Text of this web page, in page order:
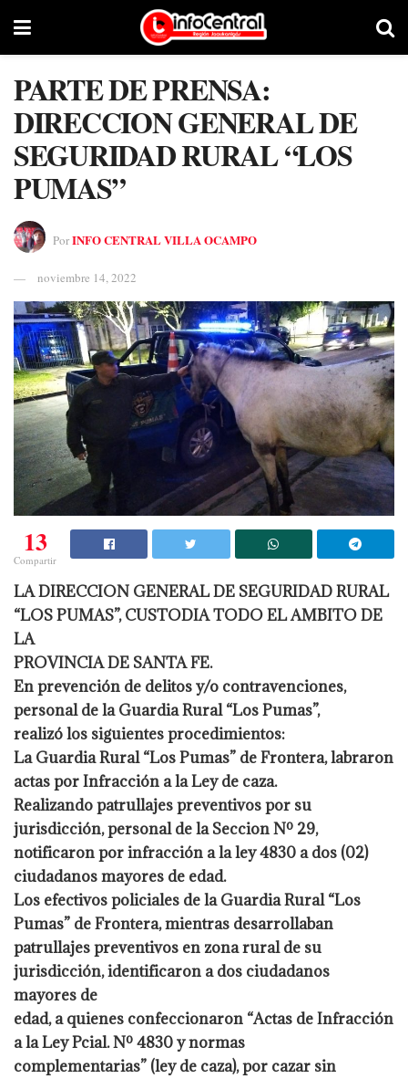
PARTE DE PRENSA:
DIRECCION GENERAL DE
SEGURIDAD RURAL “LOS
PUMAS”
PorINFO CENTRAL VILLA OCAMPO
noviembre 14, 2022
13
Compartir
LA DIRECCION GENERAL DE SEGURIDAD RURAL
“LOS PUMAS”, CUSTODIA TODO EL AMBITO DE
LA
PROVINCIA DE SANTA FE.
En prevención de delitos y/o contravenciones,
personal de la Guardia Rural “Los Pumas”,
realizó los siguientes procedimientos:
La Guardia Rural “Los Pumas” de Frontera, labraron
actas por Infracción a la Ley de caza.
Realizando patrullajes preventivos por su
jurisdicción, personal de la Seccion Nº 29,
notificaron por infracción a la ley 4830 a dos (02)
ciudadanos mayores de edad.
Los efectivos policiales de la Guardia Rural “Los
Pumas” de Frontera, mientras desarrollaban
patrullajes preventivos en zona rural de su
jurisdicción, identificaron a dos ciudadanos
mayores de
edad, a quienes confeccionaron “Actas de Infracción
a la Ley Pcial. Nº 4830 y normas
complementarias” (ley de caza), por cazar sin